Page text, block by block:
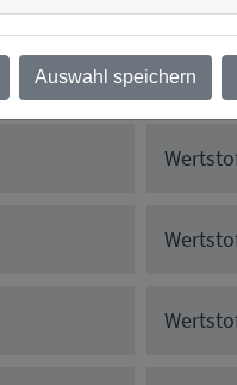
Auswahl speichern